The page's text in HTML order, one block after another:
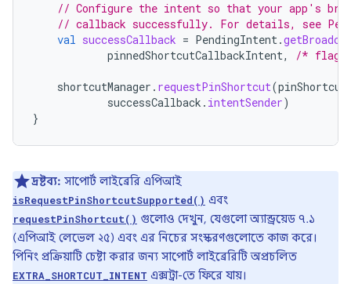
// Configure the intent so that your app's
// callback successfully. For details, see
val successCallback = PendingIntent.
pinnedShortcutCallbackIntent, /*
shortcutManager . requestPinShortcut(
successCallback . intentSender)
}
দ্রষ্টব্য: সাপোর্ট লাইব্রেরি এপিআই
isRequestPinShortcutSupported() এবং
requestPinShortcut() গুলোও দেখুন, যেগুলো অ্যান্ড্রয়েড ৭.১
(এপিআই লেভেল ২৫) এবং এর নিচের সংস্করণগুলোতে কাজ করে।
পিনিং প্রক্রিয়াটি চেষ্টা করার জন্য সাপোর্ট লাইব্রেরিটি অপ্রচলিত
EXTRA_SHORTCUT_INTENT এক্সট্রা-তে ফিরে যায়।